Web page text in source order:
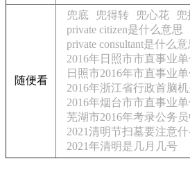
随便看
兜底 兜得转 兜心花 兜
private citizen是什么意思
private consultant是什么意
2016年日照市市直事业
日照市2016年市直事业
2016年浙江省行政首脑
2016年烟台市市直事业
芜湖市2016年考录公务
2021清明节扫墓要注意什
2021年清明是几月几号